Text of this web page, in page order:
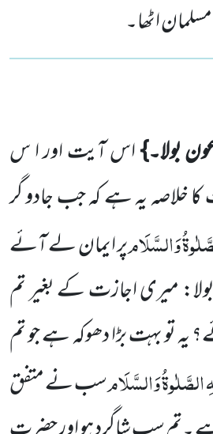
اٹھا۔
بولا۔}اس آیت اور ا س
خلاصہ یہ ہے کہجب جادو گر
وَالسَّلَامپر ایمان لے آئے
میری اجازت کے بغیر تم
تو بہت بڑا دھوکہہے جو تم
وَالسَّلَامسب نے متفق